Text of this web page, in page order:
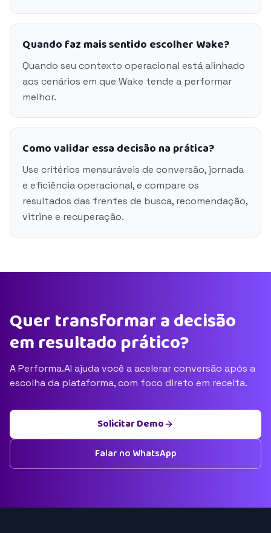
Quando faz mais sentido escolher Wake?
Quando seu contexto operacional está alinhado
aos cenários em que Wake tende a performar
melhor.
Como validar essa decisão na prática?
Use critérios mensuráveis de conversão, jornada
e eficiência operacional, e compare os
resultados das frentes de busca, recomendação,
vitrine e recuperação.
Quer transformar a decisão
em resultado prático?
A Performa.AI ajuda você a acelerar conversão após a
escolha da plataforma, com foco direto em receita.
Solicitar Demo
Falar no WhatsApp